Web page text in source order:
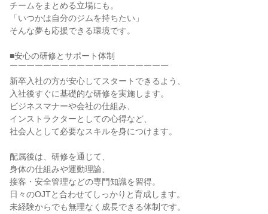
チームをまとめる立場にも。
「いつかは自分のジムを持ちたい」
そんな夢も応援できる環境です。
■安心の研修とサポート体制
￣￣￣￣￣￣￣￣￣￣￣￣￣￣￣￣￣￣￣
新卒入社の方が安心してスタートできるよう、
入社後すぐに基礎的な研修を実施します。
ビジネスマナーや会社の仕組み、
インストラクターとしての心得など、
社会人として必要なスキルを身につけます。
配属後は、研修を通じて、
身体の仕組みや運動理論、
接客・安全管理などの専門知識を習得。
日々のOJTと合わせてしっかりと育成します。
未経験からでも無理なく成長できる体制です。